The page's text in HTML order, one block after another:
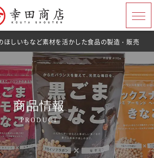
ほしいもなど素材を活かした食品の製造・販売
商品情報
PRODUCT